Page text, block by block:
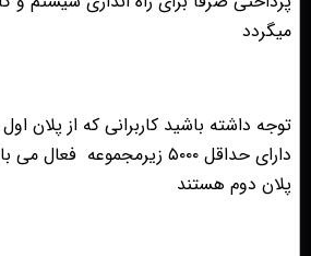
میگردد
توجه داشته باشید کاربرانی که از پلان
دارای حداقل ۵۰۰۰ زیرمجموعه
پلان دوم هستند